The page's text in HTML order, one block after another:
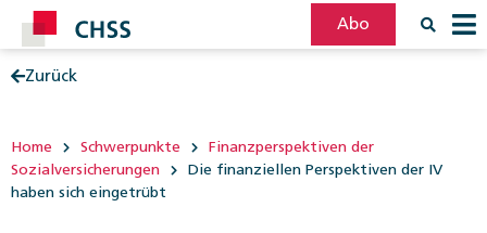
Abo
Zurück
Home Schwerpunkte
Finanzperspektiven der
Sozialversicherungen
Die finanziellen Perspektiven der IV
haben sich eingetrübt